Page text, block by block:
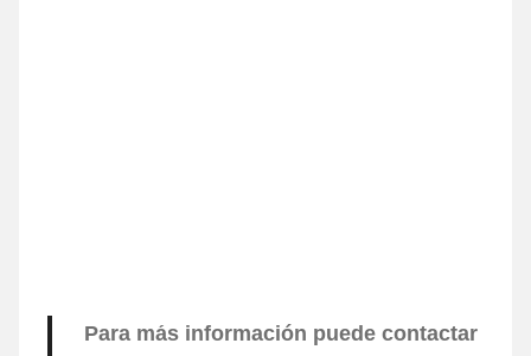
Para mа́s información puede contactar